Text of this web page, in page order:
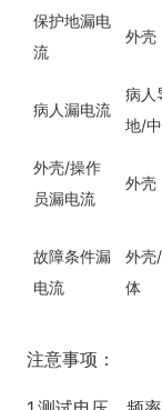
保护地漏电
流
外
病人漏电流
病人
地/
外壳/操作
员漏电流
外
故障条件漏
电流
外壳
体
注意事项：